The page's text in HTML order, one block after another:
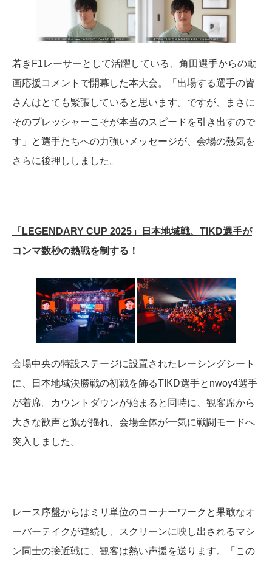
若きF1レーサーとして活躍している、角田選手からの動
画応援コメントで開幕した本大会。「出場する選手の皆
さんはとても緊張していると思います。ですが、まさに
そのプレッシャーこそが本当のスピードを引き出すので
す」と選手たちへの力強いメッセージが、会場の熱気を
さらに後押ししました。
「LEGENDARY CUP 2025」日本地域戦、TIKD選手が
コンマ数秒の熱戦を制する！
会場中央の特設ステージに設置されたレーシングシート
に、日本地域決勝戦の初戦を飾るTIKD選手とnwoy4選手
が着席。カウントダウンが始まると同時に、観客席から
大きな歓声と旗が揺れ、会場全体が一気に戦闘モードへ
突入しました。
レース序盤からはミリ単位のコーナーワークと果敢なオ
ーバーテイクが連続し、スクリーンに映し出されるマシ
ン同士の接近戦に、観客は熱い声援を送ります。「この